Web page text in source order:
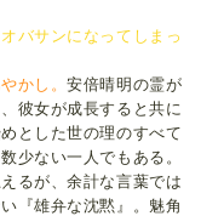
バサンになってしまっ
かし。安倍晴明の霊が
彼女が成長すると共に
とした世の理のすべて
少ない一人でもある。
るが、余計な言葉では
『雄弁な沈黙』。魅角